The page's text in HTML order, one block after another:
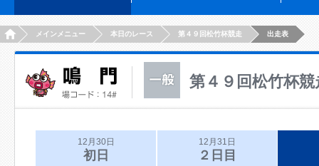
HOMEメインメニュー 本日のレース 第４９回松竹杯競走 出走表
第４９回松竹杯競
12月30日
初日
12月31日
２日目